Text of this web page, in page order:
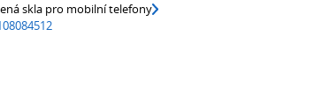
skla pro mobilní telefony